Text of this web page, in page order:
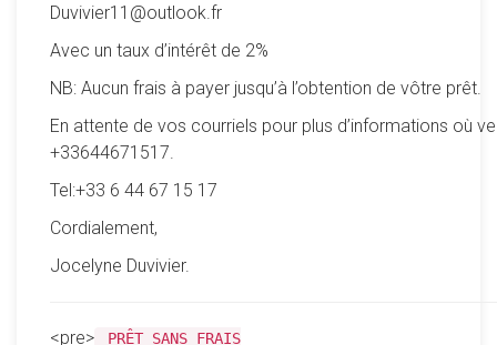
Duvivier11@outlook.fr
Avec un taux d’intérêt de 2%
NB: Aucun frais à payer jusqu’à l’obtention de vôtre prêt.
En attente de vos courriels pour plus d’informations où
+33644671517.
Tel:+33 6 44 67 15 17
Cordialement,
Jocelyne Duvivier.
<pre>
PRÊT SANS FRAIS